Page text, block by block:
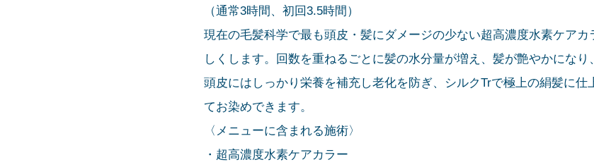
（通常3時間、初回3.5時間）
現在の毛髪科学で最も頭皮・髪にダメージの少ない超高濃度水素ケア
しくします。回数を重ねるごとに髪の水分量が増え、髪が艶やかになり
頭皮にはしっかり栄養を補充し老化を防ぎ、シルクTrで極上の絹髪に仕
てお染めできます。
〈メニューに含まれる施術〉
・超高濃度水素ケアカラー